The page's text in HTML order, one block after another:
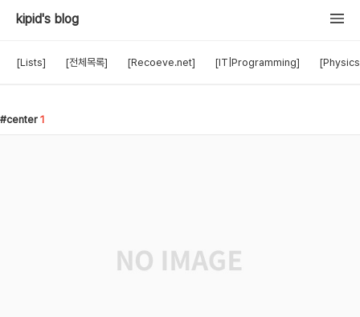
kipid's blog
[Lists] [전체목록] [Recoeve.net] [IT|Programming]
center 1